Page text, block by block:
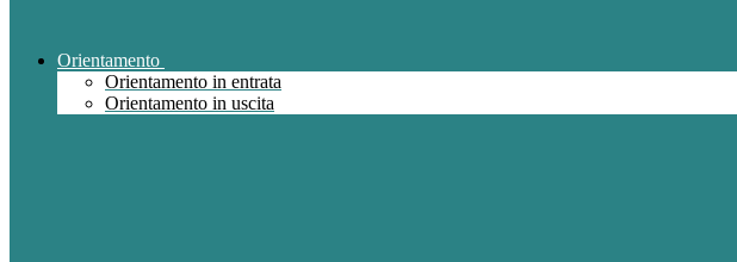
Orientamento
Orientamento in entrata
Orientamento in uscita